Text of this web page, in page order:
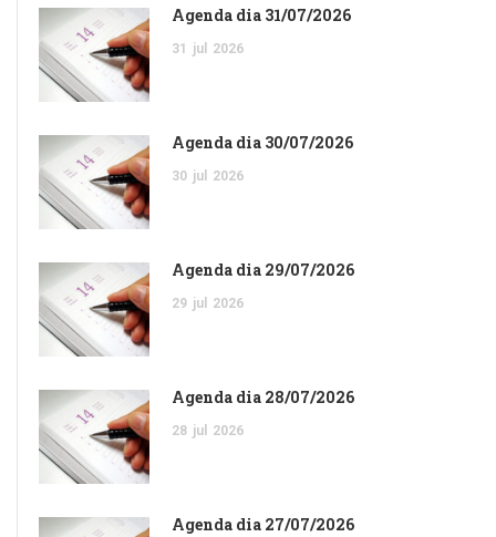
Agenda dia 31/07/2026
31 jul 2026
Agenda dia 30/07/2026
30 jul 2026
Agenda dia 29/07/2026
29 jul 2026
Agenda dia 28/07/2026
28 jul 2026
Agenda dia 27/07/2026